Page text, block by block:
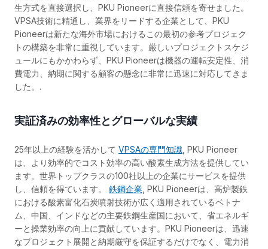
生方式を直接選択し、PKU Pioneerに直接信頼を寄せました。
VPSA技術に精通し、業界をリードする企業として、PKU
Pioneerは新たな海外市場におけるこの最初の参考プロジェク
トの構築を非常に重視しています。厳しいプロジェクトスケジ
ュールにもかかわらず、PKU Pioneerは機器の運転安定性、消
費電力、納期に関する顧客の懸念に非常に迅速に対応してきま
した。.
実証済みの効率性とグローバルな実績
25年以上の経験を活かして VPSAの専門知識 , PKU Pioneer
は、より効率的でコスト効率の高い酸素生成方法を提供してい
ます。世界トップクラスの100社以上の企業にサービスを提供
し、信頼を得ています。 鉄鋼企業 , PKU Pioneerは、高炉製鉄
における酸素富化石炭噴射技術が広く適用されているベトナ
ム、中国、インドなどの主要鉄鋼生産国において、省エネルギ
ーと操業効率の向上に貢献しています。PKU Pioneerは、迅速
なプロジェクト展開と納期厳守を保証するだけでなく、電力消